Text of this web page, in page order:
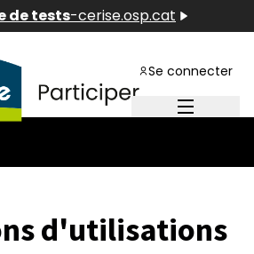
de tests-cerise.osp.cat
Menu
Se connecter
d'utilisations